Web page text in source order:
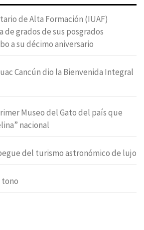
de Alta Formación (IUAF)
de grados de sus posgrados
a su décimo aniversario
Cancún dio la Bienvenida Integral
Museo del Gato del país que
nacional
del turismo astronómico de lujo
tono